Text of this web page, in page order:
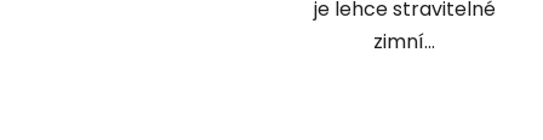
je lehce stravitelné
zimní...